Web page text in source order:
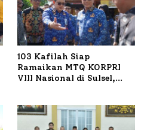
103 Kafilah Siap
Ramaikan MTQ KORPRI
VIII Nasional di Sulsel,